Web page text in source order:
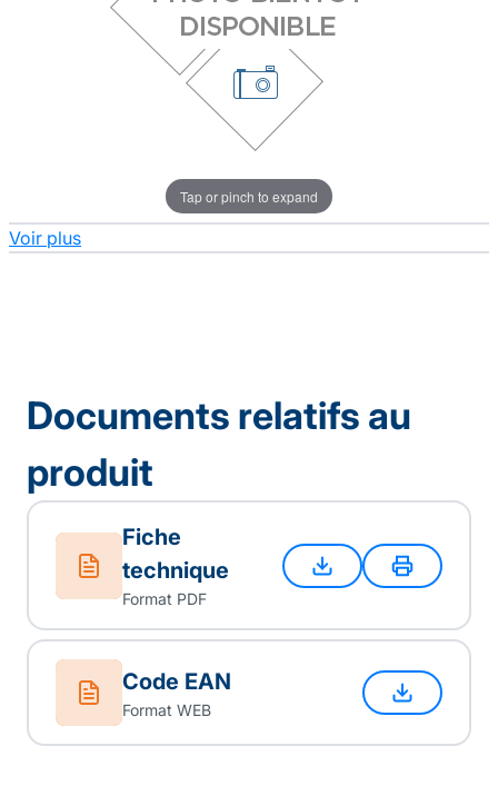
Tap or pinch to expand
Voir plus
Documents relatifs au
produit
Fiche
technique
Format PDF
Code EAN
Format WEB